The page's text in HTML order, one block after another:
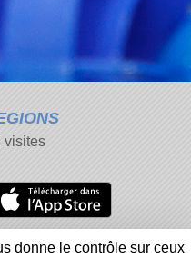
visites
des cookies
un contenu inapproprié
donne le contrôle sur ceux